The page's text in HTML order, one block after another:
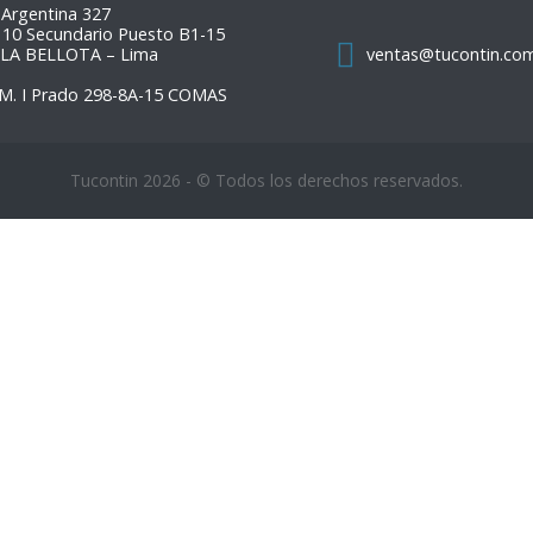
327
Secundario Puesto B1-15
BELLOTA – Lima
I Prado 298-8A-15 COMAS
Tucontin 2026 - © Todos los derechos reservados.